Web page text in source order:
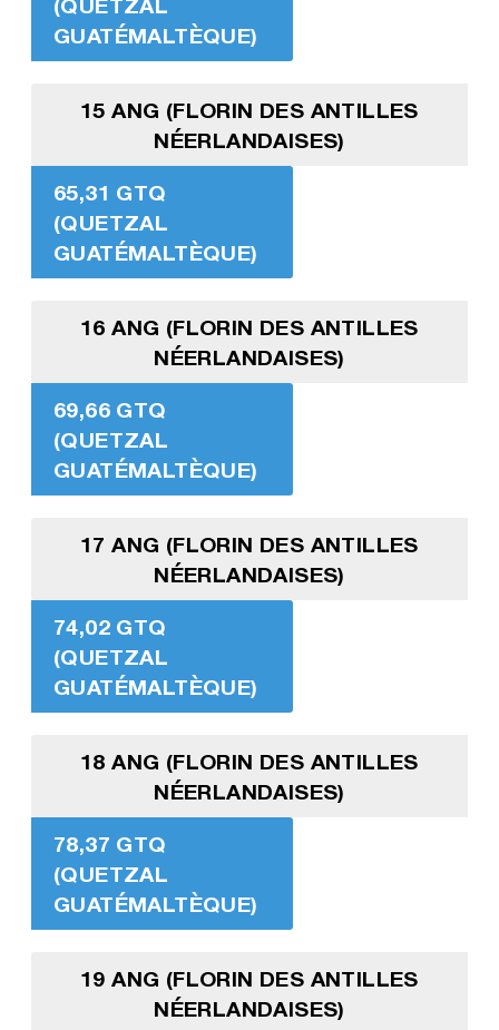
GUATÉMALTÈQUE)
15 ANG (FLORIN DES ANTILLES
NÉERLANDAISES)
65,31 GTQ
(QUETZAL
GUATÉMALTÈQUE)
16 ANG (FLORIN DES ANTILLES
NÉERLANDAISES)
69,66 GTQ
(QUETZAL
GUATÉMALTÈQUE)
17 ANG (FLORIN DES ANTILLES
NÉERLANDAISES)
74,02 GTQ
(QUETZAL
GUATÉMALTÈQUE)
18 ANG (FLORIN DES ANTILLES
NÉERLANDAISES)
78,37 GTQ
(QUETZAL
GUATÉMALTÈQUE)
19 ANG (FLORIN DES ANTILLES
NÉERLANDAISES)